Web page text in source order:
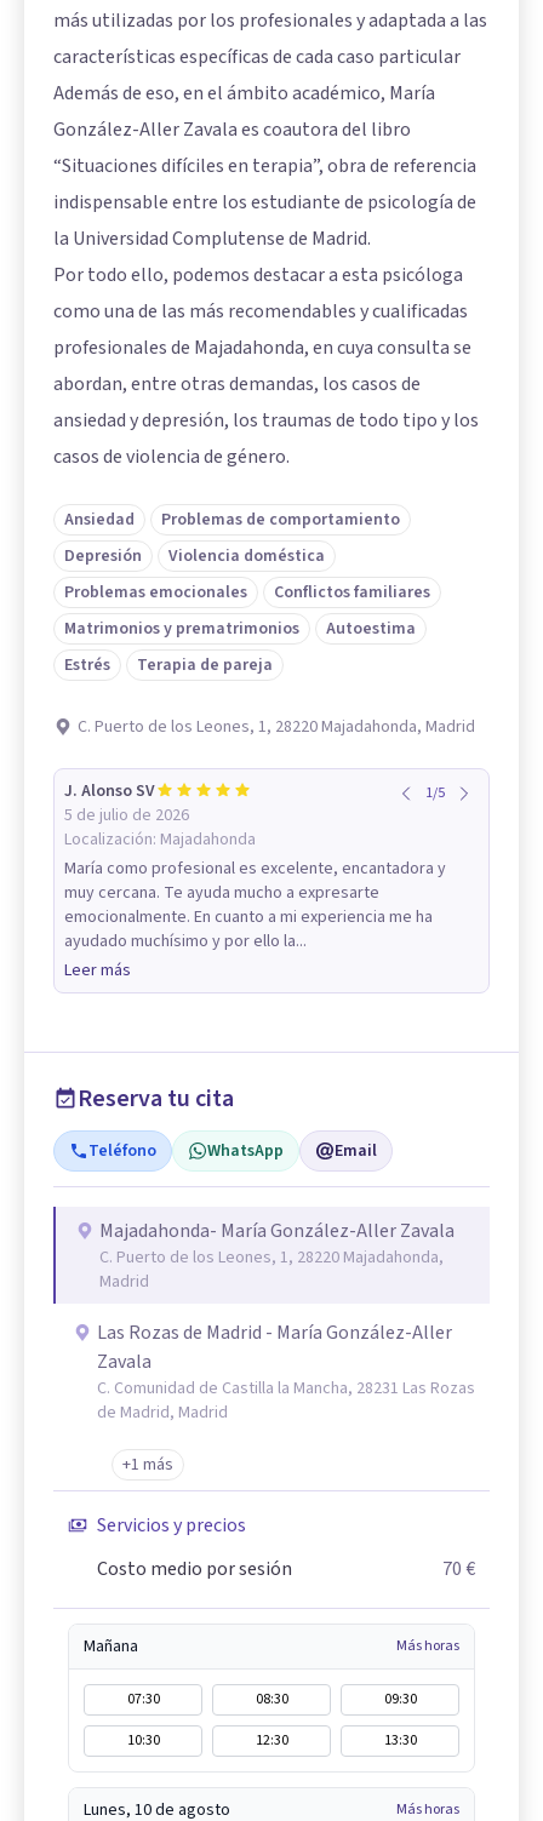
más utilizadas por los profesionales y adaptada a las
características específicas de cada caso particular
Además de eso, en el ámbito académico, María
González-Aller Zavala es coautora del libro
“Situaciones difíciles en terapia”, obra de referencia
indispensable entre los estudiante de psicología de
la Universidad Complutense de Madrid.
Por todo ello, podemos destacar a esta psicóloga
como una de las más recomendables y cualificadas
profesionales de Majadahonda, en cuya consulta se
abordan, entre otras demandas, los casos de
ansiedad y depresión, los traumas de todo tipo y los
casos de violencia de género.
Ansiedad
Problemas de comportamiento
Depresión
Violencia doméstica
Problemas emocionales
Conflictos familiares
Matrimonios y prematrimonios
Autoestima
Estrés
Terapia de pareja
C. Puerto de los Leones, 1, 28220 Majadahonda, Madrid
J. Alonso SV
5 de julio de 2026
Localización: Majadahonda
1/5
María como profesional es excelente, encantadora y
muy cercana. Te ayuda mucho a expresarte
emocionalmente. En cuanto a mi experiencia me ha
ayudado muchísimo y por ello la...
Leer más
Reserva tu cita
Teléfono WhatsApp Email
Majadahonda- María González-Aller Zavala
C. Puerto de los Leones, 1, 28220 Majadahonda,
Madrid
Las Rozas de Madrid - María González-Aller
Zavala
C. Comunidad de Castilla la Mancha, 28231 Las Rozas
de Madrid, Madrid
+1 más
Servicios y precios
Costo medio por sesión
70 €
Mañana Más horas
07:30 08:30
09:30
10:30
12:30 13:30
Lunes, 10 de agosto Más horas